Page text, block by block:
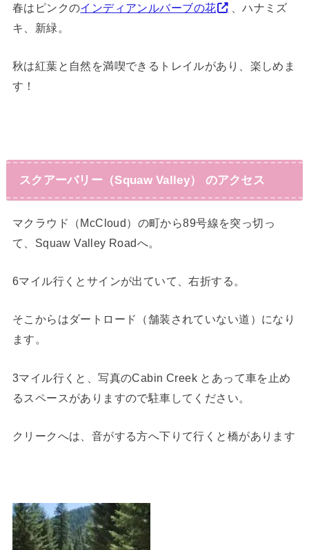
春はピンクのインディアンルバーブの花
、ハナミズ
キ、新緑。
秋は紅葉と自然を満喫できるトレイルがあり、楽しめま
す！
スクアーバリー（Squaw Valley） のアクセス
マクラウド（McCloud）の町から89号線を突っ切っ
て、Squaw Valley Roadへ。
6マイル行くとサインが出ていて、右折する。
そこからはダートロード（舗装されていない道）になり
ます。
3マイル行くと、写真のCabin Creek とあって車を止め
るスペースがありますので駐車してください。
クリークへは、音がする方へ下りて行くと橋があります